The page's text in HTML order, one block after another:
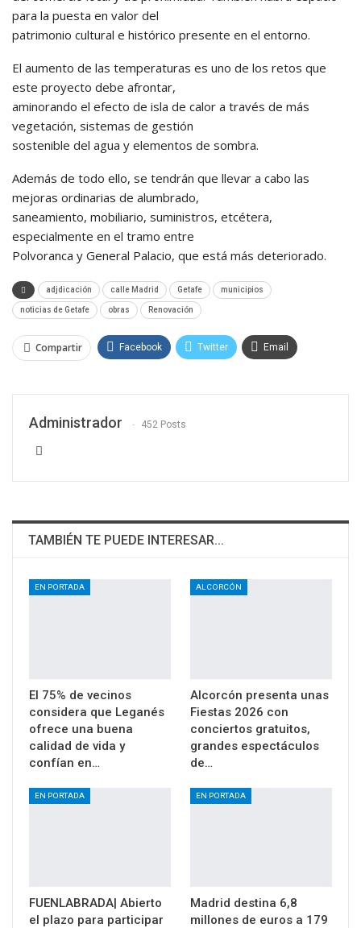
para la puesta en valor del
patrimonio cultural e histórico presente en el entorno.
El aumento de las temperaturas es uno de los retos que
este proyecto debe afrontar,
aminorando el efecto de isla de calor a través de más
vegetación, sistemas de gestión
sostenible del agua y elementos de sombra.
Además de todo ello, se tendrán que llevar a cabo las
mejoras ordinarias de alumbrado,
saneamiento, mobiliario, suministros, etcétera,
especialmente en el tramo entre
Polvoranca y General Palacio, que está más deteriorado.
adjdicación calle Madrid Getafe municipios
noticias de Getafe obras Renovación
Compartir Facebook Twitter Email
Administrador 452 Posts
TAMBIÉN TE PUEDE INTERESAR...
EN PORTADA
El 75% de vecinos
considera que Leganés
ofrece una buena
calidad de vida y
confían en…
ALCORCÓN
Alcorcón presenta unas
Fiestas 2026 con
conciertos gratuitos,
grandes espectáculos
de…
EN PORTADA
FUENLABRADA| Abierto
el plazo para participar
EN PORTADA
Madrid destina 6,8
millones de euros a 179